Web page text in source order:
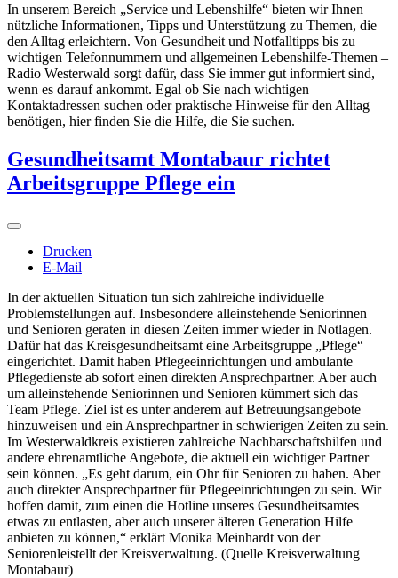
In unserem Bereich „Service und Lebenshilfe“ bieten wir Ihnen
nützliche Informationen, Tipps und Unterstützung zu Themen, die
den Alltag erleichtern. Von Gesundheit und Notfalltipps bis zu
wichtigen Telefonnummern und allgemeinen Lebenshilfe-Themen –
Radio Westerwald sorgt dafür, dass Sie immer gut informiert sind,
wenn es darauf ankommt. Egal ob Sie nach wichtigen
Kontaktadressen suchen oder praktische Hinweise für den Alltag
benötigen, hier finden Sie die Hilfe, die Sie suchen.
Gesundheitsamt Montabaur richtet
Arbeitsgruppe Pflege ein
Drucken
E-Mail
In der aktuellen Situation tun sich zahlreiche individuelle
Problemstellungen auf. Insbesondere alleinstehende Seniorinnen
und Senioren geraten in diesen Zeiten immer wieder in Notlagen.
Dafür hat das Kreisgesundheitsamt eine Arbeitsgruppe „Pflege“
eingerichtet. Damit haben Pflegeeinrichtungen und ambulante
Pflegedienste ab sofort einen direkten Ansprechpartner. Aber auch
um alleinstehende Seniorinnen und Senioren kümmert sich das
Team Pflege. Ziel ist es unter anderem auf Betreuungsangebote
hinzuweisen und ein Ansprechpartner in schwierigen Zeiten zu sein.
Im Westerwaldkreis existieren zahlreiche Nachbarschaftshilfen und
andere ehrenamtliche Angebote, die aktuell ein wichtiger Partner
sein können. „Es geht darum, ein Ohr für Senioren zu haben. Aber
auch direkter Ansprechpartner für Pflegeeinrichtungen zu sein. Wir
hoffen damit, zum einen die Hotline unseres Gesundheitsamtes
etwas zu entlasten, aber auch unserer älteren Generation Hilfe
anbieten zu können,“ erklärt Monika Meinhardt von der
Seniorenleistellt der Kreisverwaltung. (Quelle Kreisverwaltung
Montabaur)